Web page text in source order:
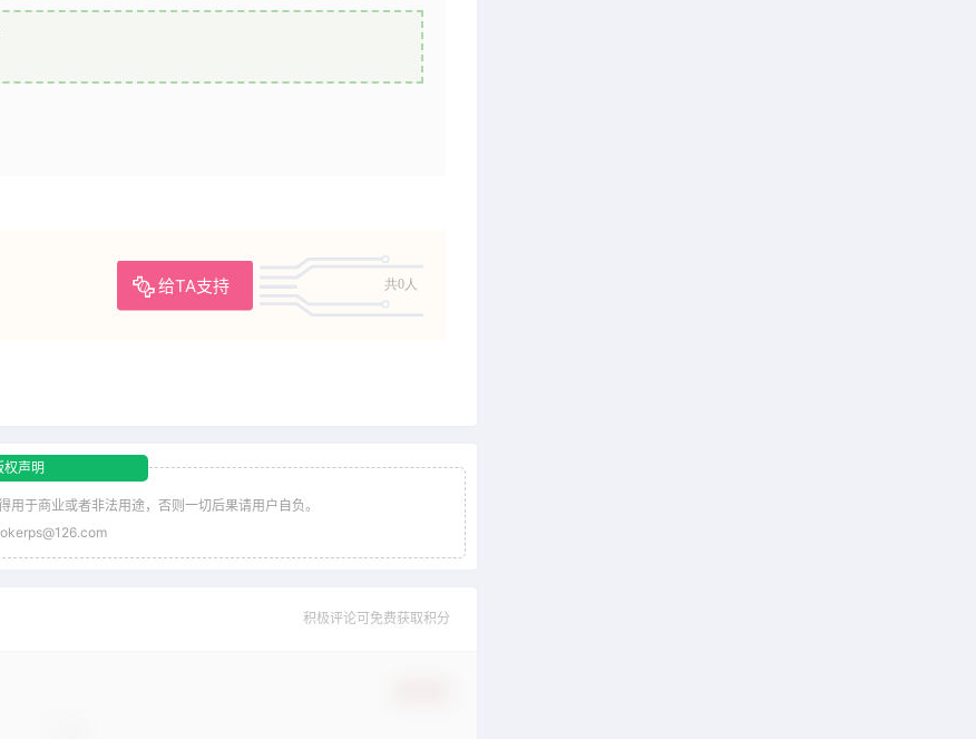
给TA支持 共0人
权声明
于商业或者非法用途，否则一切后果请用户自负。
积极评论可免费获取积分